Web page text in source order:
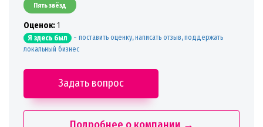
Пять звёзд
Oценок:1
Я здесь был - поставить оценку, написать отзыв, поддержать
локальный бизнес
Задать вопрос